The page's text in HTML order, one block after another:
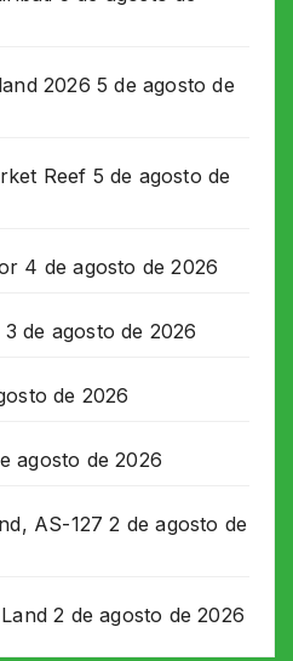
2026 5 de agosto de
Reef 5 de agosto de
4 de agosto de 2026
3 de agosto de 2026
de 2026
agosto de 2026
AS-127 2 de agosto de
2 de agosto de 2026